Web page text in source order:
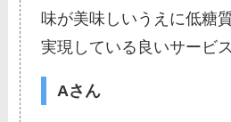
味が美味しいうえに低糖
実現している良いサービス
Aさん